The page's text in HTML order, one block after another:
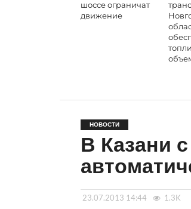
шоссе ограничат
движение
НОВОСТИ
В Казани
23.07.2013 14:44 1.3K